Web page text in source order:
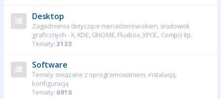
Desktop
Zagadnienia dotyczące menadżerów okien, środowisk
graficznych - X, KDE, GNOME, Fluxbox, XFCE., Compiz itp.
Tematy:3133
Software
Tematy związane z oprogramowaniem, instalacją,
konfiguracją
Tematy: 6918